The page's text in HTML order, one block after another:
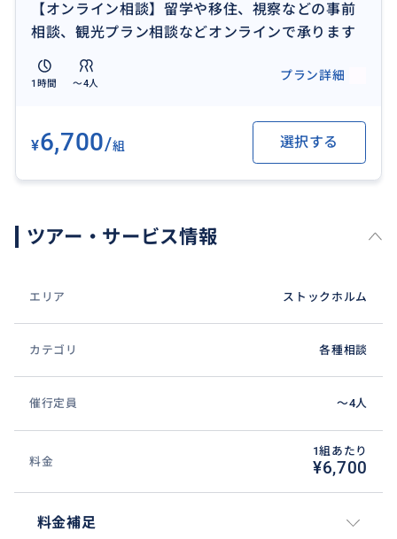
【オンライン相談】留学や移住、視察などの事前
相談、観光プラン相談などオンラインで承ります
1時間 〜4人
プラン詳細
¥6,700/組 選択する
ツアー・サービス情報
エリア ストックホルム
カテゴリ 各種相談
催行定員 〜4人
料金
1組あたり
¥6,700
料金補足